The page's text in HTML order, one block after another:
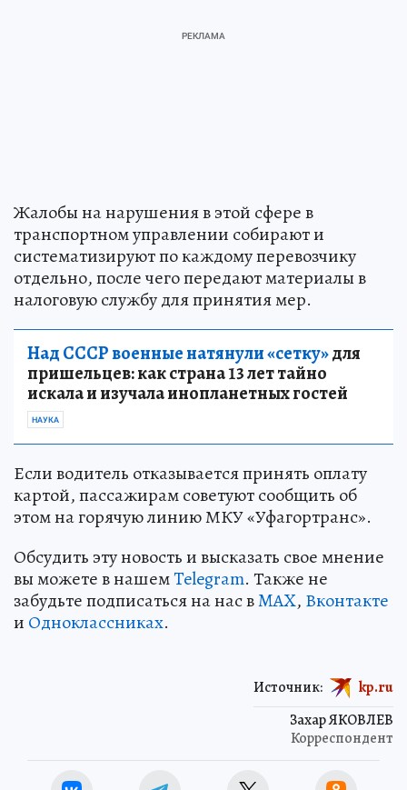
Жалобы на нарушения в этой сфере в
транспортном управлении собирают и
систематизируют по каждому перевозчику
отдельно, после чего передают материалы в
налоговую службу для принятия мер.
Над СССР военные натянули «сетку»для
пришельцев: как страна 13 лет тайно
искала и изучала инопланетных гостей
НАУКА
Если водитель отказывается принять оплату
картой, пассажирам советуют сообщить об
этом на горячую линию МКУ «Уфагортранс».
Обсудить эту новость и высказать свое мнение
вы можете в нашемTelegram. Также не
забудьте подписаться на нас вMAX, Вконтакте
и Одноклассниках.
Захар ЯКОВЛЕВ
Корреспондент
Источник: kp.ru